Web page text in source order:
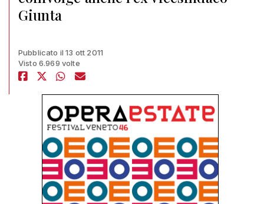
Giunta
Pubblicato il 13 ott 2011
Visto 6.969 volte